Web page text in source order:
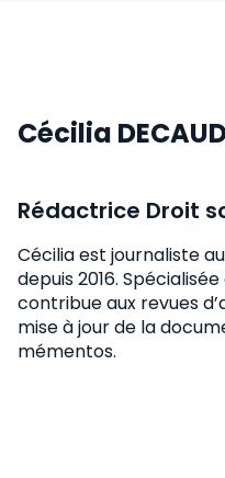
Cécilia
Rédactrice Droit
Cécilia est journaliste
depuis 2016.
contribue aux revues
mise à jour de la
mémentos.